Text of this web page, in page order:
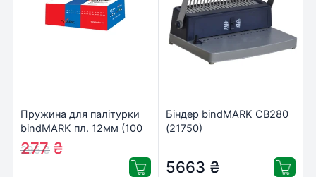
Пружина для палітурки
bindMARK пл. 12мм (100
шт.) синяя (43313)
295₴
277₴
Біндер bindMARK CB280
(21750)
5663 ₴